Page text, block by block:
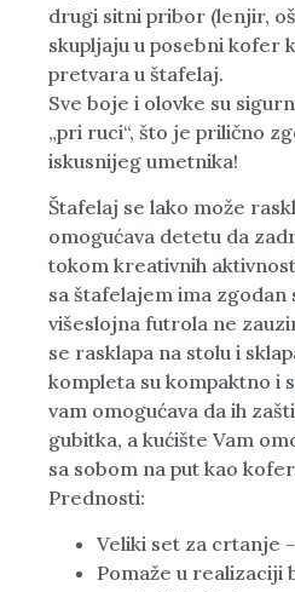
drugi sitni pribor (lenjir,
skupljaju u posebni kofer
pretvara u štafelaj.
Sve boje i olovke su
„pri ruci“, što je prilično
iskusnijeg umetnika!
Štafelaj se lako može
omogućava detetu da
tokom kreativnih
sa štafelajem ima zgodan
višeslojna futrola ne
se rasklapa na stolu i
kompleta su kompaktno i
vam omogućava da ih
gubitka, a kućište Vam
sa sobom na put kao
Prednosti:
Veliki set za crtanje
Pomaže u realizaciji